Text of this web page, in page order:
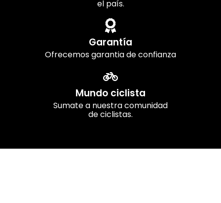
el país.
Garantía
Ofrecemos garantia de confianza
Mundo ciclista
Sumate a nuestra comunidad
de ciclistas.